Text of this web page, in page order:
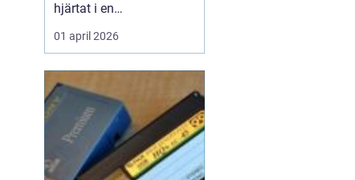
hjärtat i en
hotellverksamhet. När
bokningar, incheckning,
kommunikation sitter
ihop i ett flöde frigörs tid
till gästerna och
intäkterna blir lättare att
styra. Samtidigt är
01 april 2026